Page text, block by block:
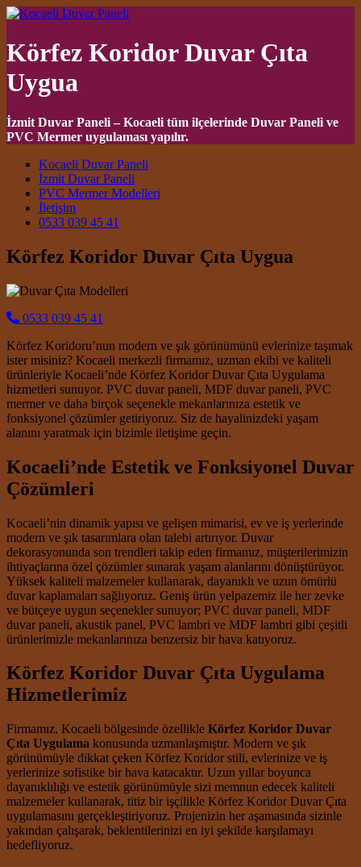
Körfez Koridor Duvar Çıta
Uygua
İzmit Duvar Paneli – Kocaeli tüm ilçelerinde Duvar Paneli ve
PVC Mermer uygulaması yapılır.
Main Navigation
Kocaeli Duvar Paneli
İzmit Duvar Paneli
PVC Mermer Modelleri
İletişim
0533 039 45 41
Körfez Koridor Duvar Çıta Uygua
0533 039 45 41
Körfez Koridoru’nun modern ve şık görünümünü evlerinize taşımak
ister misiniz? Kocaeli merkezli firmamız, uzman ekibi ve kaliteli
ürünleriyle Kocaeli’nde Körfez Koridor Duvar Çıta Uygulama
hizmetleri sunuyor. PVC duvar paneli, MDF duvar paneli, PVC
mermer ve daha birçok seçenekle mekanlarınıza estetik ve
fonksiyonel çözümler getiriyoruz. Siz de hayalinizdeki yaşam
alanını yaratmak için bizimle iletişime geçin.
Kocaeli’nde Estetik ve Fonksiyonel Duvar
Çözümleri
Kocaeli’nin dinamik yapısı ve gelişen mimarisi, ev ve iş yerlerinde
modern ve şık tasarımlara olan talebi artırıyor. Duvar
dekorasyonunda son trendleri takip eden firmamız, müşterilerimizin
ihtiyaçlarına özel çözümler sunarak yaşam alanlarını dönüştürüyor.
Yüksek kaliteli malzemeler kullanarak, dayanıklı ve uzun ömürlü
duvar kaplamaları sağlıyoruz. Geniş ürün yelpazemiz ile her zevke
ve bütçeye uygun seçenekler sunuyor; PVC duvar paneli, MDF
duvar paneli, akustik panel, PVC lambri ve MDF lambri gibi çeşitli
ürünlerimizle mekanlarınıza benzersiz bir hava katıyoruz.
Körfez Koridor Duvar Çıta Uygulama
Hizmetlerimiz
Firmamız, Kocaeli bölgesinde özellikle Körfez Koridor Duvar
Çıta Uygulama konusunda uzmanlaşmıştır. Modern ve şık
görünümüyle dikkat çeken Körfez Koridor stili, evlerinize ve iş
yerlerinize sofistike bir hava katacaktır. Uzun yıllar boyunca
dayanıklılığı ve estetik görünümüyle sizi memnun edecek kaliteli
malzemeler kullanarak, titiz bir işçilikle Körfez Koridor Duvar Çıta
uygulamasını gerçekleştiriyoruz. Projenizin her aşamasında sizinle
yakından çalışarak, beklentilerinizi en iyi şekilde karşılamayı
hedefliyoruz.